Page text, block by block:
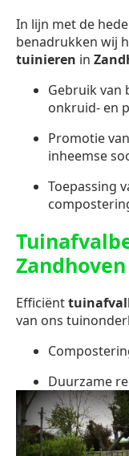
In lijn met de
benadrukken wij
tuinieren in
Gebruik van
onkruid- en
Promotie
inheemse
Toepassing
Zandhoven
Efficiënt
van ons
Duurzame